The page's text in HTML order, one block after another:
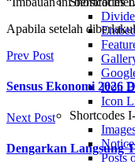
Icon
Icon
Shortcodes
Posts
Apabila setelah
Prev Post
Sensus Ekonomi 2026
Next Post
Dengarkan Langsung